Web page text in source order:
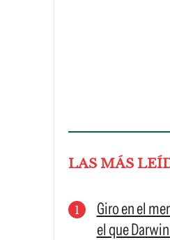
LAS MÁS
Giro en el
el que